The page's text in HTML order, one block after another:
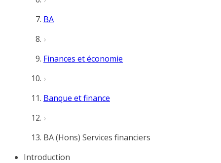
BA
Finances et économie
Banque et finance
BA (Hons) Services financiers
Introduction